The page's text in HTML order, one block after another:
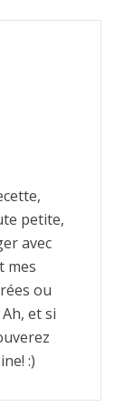
petite,
avec
mes
ou
et si
:)